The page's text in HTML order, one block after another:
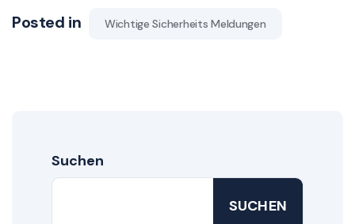
Posted in Wichtige Sicherheits Meldungen
Suchen
SUCHEN